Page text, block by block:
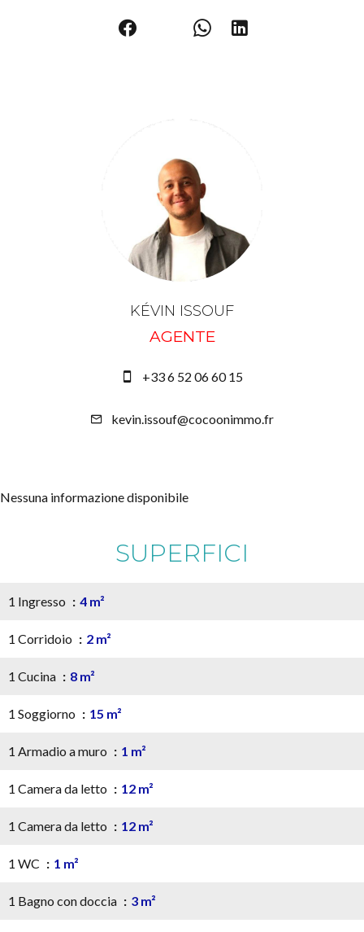
KÉVIN ISSOUF
AGENTE
+33 6 52 06 60 15
kevin.issouf@cocoonimmo.fr
Nessuna informazione disponibile
SUPERFICI
1 Ingresso 4 m²
1 Corridoio 2 m²
1 Cucina 8 m²
1 Soggiorno 15 m²
1 Armadio a muro 1 m²
1 Camera da letto 12 m²
1 Camera da letto 12 m²
1 WC 1 m²
1 Bagno con doccia 3 m²